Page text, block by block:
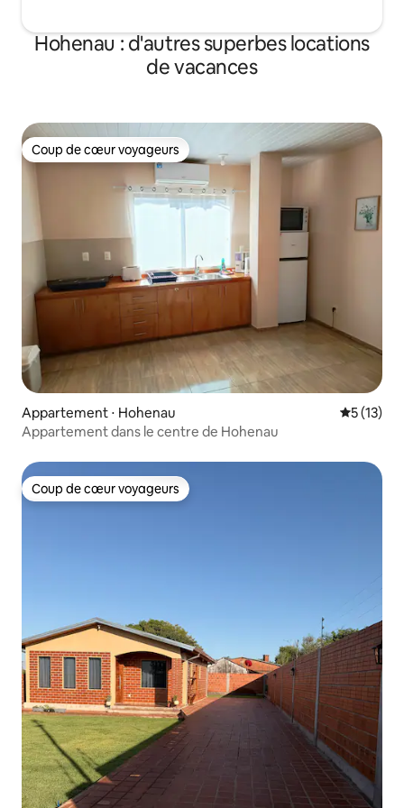
Hohenau : d'autres superbes locations
de vacances
Coup de cœur voyageurs
Coup de cœur voyageurs
Appartement ⋅ Hohenau
5 (13)
Appartement dans le centre de Hohenau
Coup de cœur voyageurs
Coup de cœur voyageurs